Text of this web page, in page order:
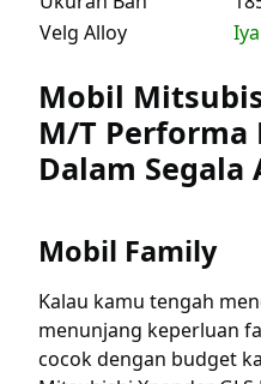
Velg Alloy
Iya
Mobil
M/T Performa
Dalam
Mobil Family
Kalau kamu tengah
menunjang keperluan
cocok dengan budget